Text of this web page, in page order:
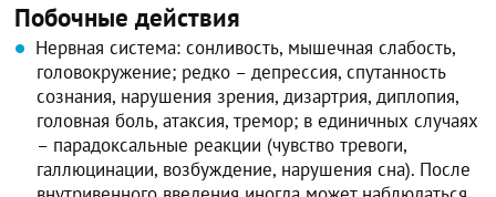
Побочные действия
Нервная система: сонливость, мышечная слабость,
головокружение; редко – депрессия, спутанность
сознания, нарушения зрения, дизартрия, диплопия,
головная боль, атаксия, тремор; в единичных случаях
– парадоксальные реакции (чувство тревоги,
галлюцинации, возбуждение, нарушения сна). После